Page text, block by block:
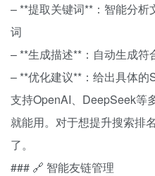
– **提取关键词**：智能分
词
– **生成描述**：自动生成符
– **优化建议**：给出具体的
支持OpenAI、DeepSeek等
就能用。对于想提升搜索排
了。
### 🔗 智能友链管理